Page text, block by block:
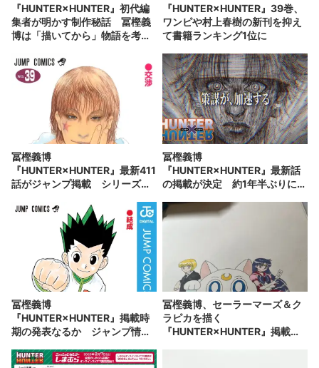
『HUNTER×HUNTER』初代編
集者が明かす制作秘話 冨樫義
博は「描いてから」物語を考え
『HUNTER×HUNTER』39巻、
ワンピや村上春樹の新刊を抑え
て書籍ランキング1位に
冨樫義博
『HUNTER×HUNTER』最新411
話がジャンプ掲載 シリーズ累
冨樫義博
『HUNTER×HUNTER』最新話
の掲載が決定 約1年半ぶりに連
冨樫義博
『HUNTER×HUNTER』掲載時
期の発表なるか ジャンプ情報
冨樫義博、セーラーマーズ＆ク
ラピカを描く
『HUNTER×HUNTER』掲載時